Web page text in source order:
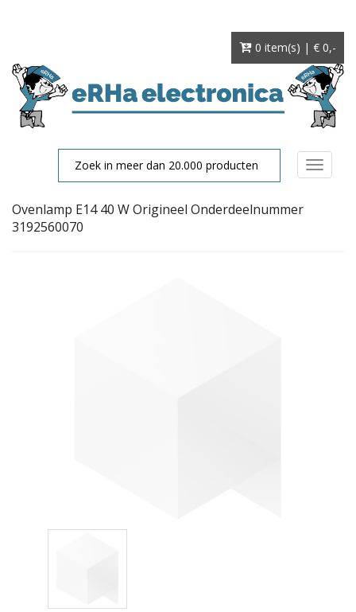
0 item(s) | € 0,-
Toggle
Ovenlamp E14 40 W Origineel Onderdeelnummer
3192560070